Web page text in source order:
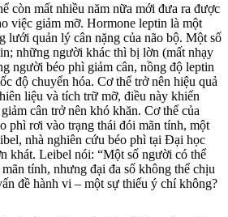
còn mất nhiều năm nữa mới đưa ra được
việc giảm mỡ. Hormone leptin là một
lưới quản lý cân nặng của não bộ. Một số
những người khác thì bị lờn (mất nhạy
người béo phì giảm cân, nồng độ leptin
độ chuyển hóa. Cơ thể trở nên hiệu quả
liệu và tích trữ mỡ, điều này khiến
cân trở nên khó khăn. Cơ thể của
phì rơi vào trạng thái đói mãn tính, một
nhà nghiên cứu béo phì tại Đại học
khát. Leibel nói: “Một số người có thể
tính, nhưng đại đa số không thể chịu
đề hành vi – một sự thiếu ý chí không?